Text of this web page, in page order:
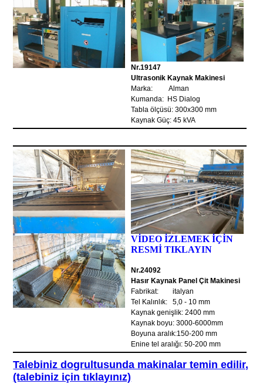
Nr.19147
Ultrasonik Kaynak Makinesi
Marka: Alman
Kumanda: HS Dialog
Tabla ölçüsü: 300x300 mm
Kaynak Güç: 45 kVA
VİDEO İZLEMEK İÇİN
RESMİ TIKLAYIN
Nr.24092
Hasır Kaynak Panel Çit Makinesi
Fabrikat: italyan
Tel Kalınlık: 5,0 - 10 mm
Kaynak genişlik: 2400 mm
Kaynak boyu: 3000-6000mm
Boyuna aralık:150-200 mm
Enine tel aralığı: 50-200 mm
Talebiniz dogrultusunda makinalar temin edilir,
(talebiniz için tıklayınız)